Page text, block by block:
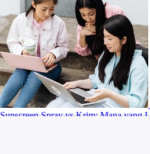
Sunscreen Spray vs Krim: Mana yang